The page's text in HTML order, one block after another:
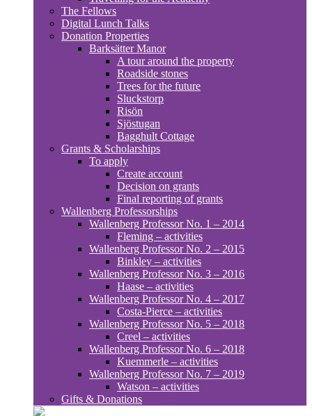
The Fellows
Digital Lunch Talks
Donation Properties
Barksätter Manor
A tour around the property
Roadside stones
Trees for the future
Sluckstorp
Risön
Sjöstugan
Bagghult Cottage
Grants & Scholarships
To apply
Create account
Decision on grants
Final reporting of grants
Wallenberg Professorships
Wallenberg Professor No. 1 – 2014
Fleming – activities
Wallenberg Professor No. 2 – 2015
Binkley – activities
Wallenberg Professor No. 3 – 2016
Haase – activities
Wallenberg Professor No. 4 – 2017
Costa-Pierce – activities
Wallenberg Professor No. 5 – 2018
Creel – activities
Wallenberg Professor No. 6 – 2018
Kuemmerle – activities
Wallenberg Professor No. 7 – 2019
Watson – activities
Gifts & Donations